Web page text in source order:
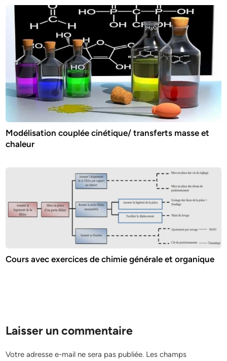
Modélisation couplée cinétique/ transferts masse et
chaleur
Cours avec exercices de chimie générale et organique
Laisser un commentaire
Votre adresse e-mail ne sera pas publiée. Les champs